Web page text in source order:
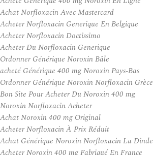
Achat Norfloxacin Avec Mastercard
Acheter Norfloxacin Generique En Belgique
Acheter Norfloxacin Doctissimo
Acheter Du Norfloxacin Generique
Ordonner Générique Noroxin Bâle
acheté Générique 400 mg Noroxin Pays-Bas
Ordonner Générique Noroxin Norfloxacin Grèce
Bon Site Pour Acheter Du Noroxin 400 mg
Noroxin Norfloxacin Acheter
Achat Noroxin 400 mg Original
Acheter Norfloxacin À Prix Réduit
Achat Générique Noroxin Norfloxacin La Dinde